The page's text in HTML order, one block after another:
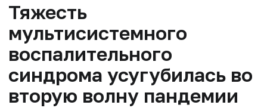
Тяжесть
мультисистемного
воспалительного
синдрома усугубилась во
вторую волну пандемии